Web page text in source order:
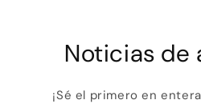
Noticias de
¡Sé el primero en